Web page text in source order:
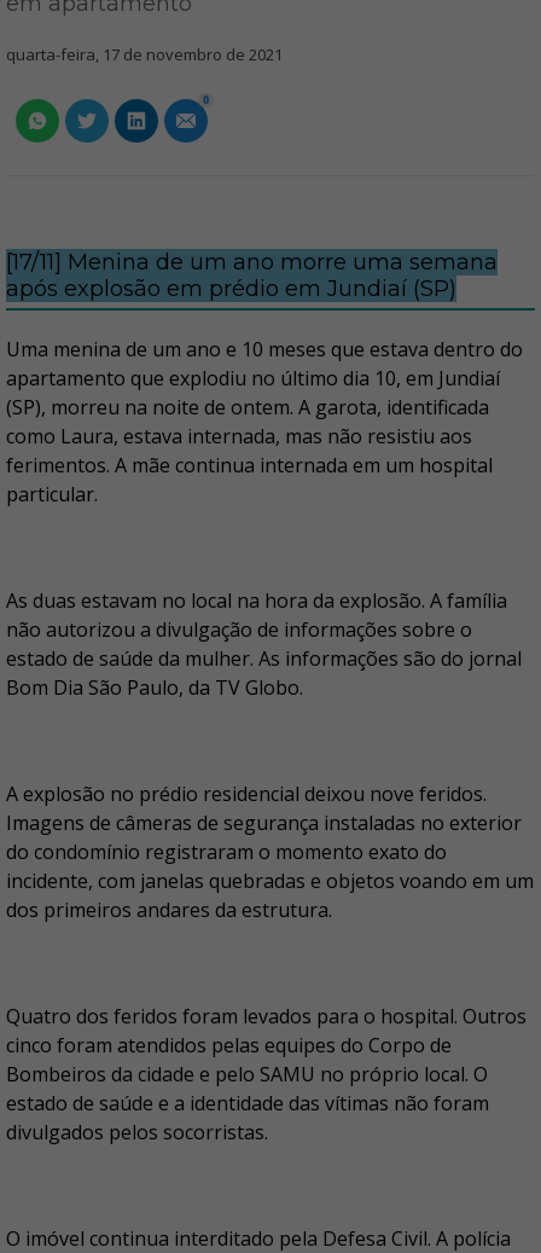
quarta-feira, 17 de novembro de 2021
0
[17/11] Menina de um ano morre uma semana
após explosão em prédio em Jundiaí (SP)
Uma menina de um ano e 10 meses que estava dentro do
apartamento que explodiu no último dia 10, em Jundiaí
(SP), morreu na noite de ontem. A garota, identificada
como Laura, estava internada, mas não resistiu aos
ferimentos. A mãe continua internada em um hospital
particular.
As duas estavam no local na hora da explosão. A família
não autorizou a divulgação de informações sobre o
estado de saúde da mulher. As informações são do jornal
Bom Dia São Paulo, da TV Globo.
A explosão no prédio residencial deixou nove feridos.
Imagens de câmeras de segurança instaladas no exterior
do condomínio registraram o momento exato do
incidente, com janelas quebradas e objetos voando em um
dos primeiros andares da estrutura.
Quatro dos feridos foram levados para o hospital. Outros
cinco foram atendidos pelas equipes do Corpo de
Bombeiros da cidade e pelo SAMU no próprio local. O
estado de saúde e a identidade das vítimas não foram
divulgados pelos socorristas.
O imóvel continua interditado pela Defesa Civil. A polícia